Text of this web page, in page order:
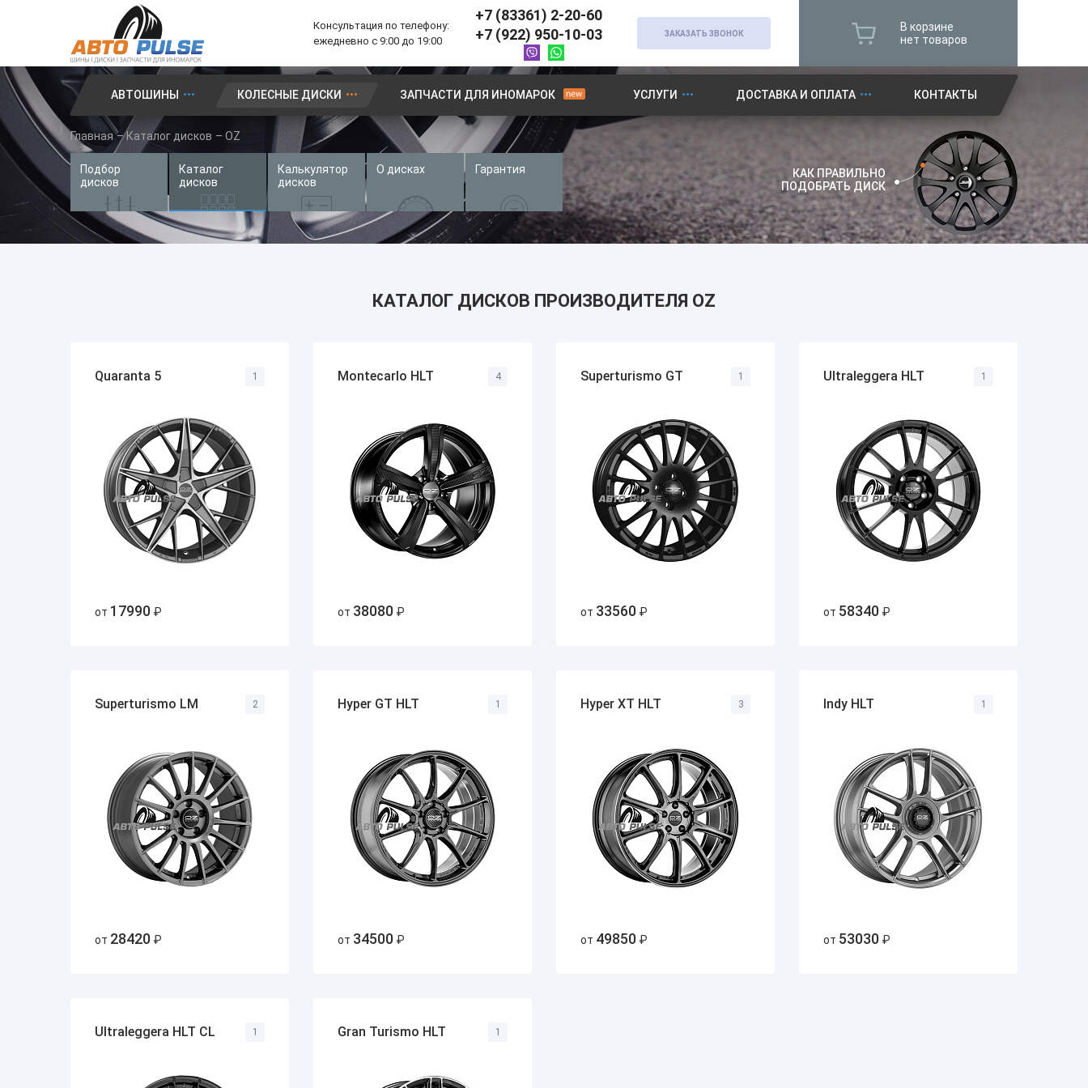
Консультация по телефону:
ежедневно с 9:00 до 19:00
+7 (83361) 2-20-60
+7 (922) 950-10-03
ЗАКАЗАТЬ ЗВОНОК
В корзине
нет товаров
Автошины
Колесные диски
Запчасти для иномарок
Услуги
Доставка и оплата
АВТОШИНЫ КОЛЕСНЫЕ ДИСКИ ЗАПЧАСТИ ДЛЯ ИНОМАРОК УСЛУГИ ДОСТАВКА И ОПЛАТА КОНТАКТЫ
Главная –Каталог дисков – OZ
Подбор
дисков
Каталог
дисков
Калькулятор
дисков
О дисках Гарантия
КАК ПРАВИЛЬНО
ПОДОБРАТЬ ДИСК
КАТАЛОГ ДИСКОВ ПРОИЗВОДИТЕЛЯ OZ
Quaranta 5
от 17990 ₽
1 Montecarlo HLT
от 38080 ₽
4 Superturismo GT
от 33560 ₽
1 Ultraleggera HLT
от 58340 ₽
1
Superturismo LM
от 28420 ₽
2 Hyper GT HLT
от 34500 ₽
1 Hyper XT HLT
от 49850 ₽
3 Indy HLT
от 53030 ₽
1
Ultraleggera HLT CL 1 Gran Turismo HLT 1